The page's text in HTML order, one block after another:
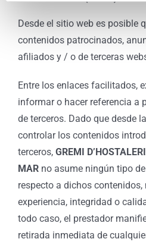
Desde el sitio web es posible
contenidos patrocinados,
afiliados y / o de terceras
Entre los enlaces facilitados,
informar o hacer referencia a
de terceros. Dado que desde
controlar los contenidos
terceros, GREMI
MARno asume ningún tipo
respecto a dichos
experiencia, integridad o
todo caso, el prestador
retirada inmediata de